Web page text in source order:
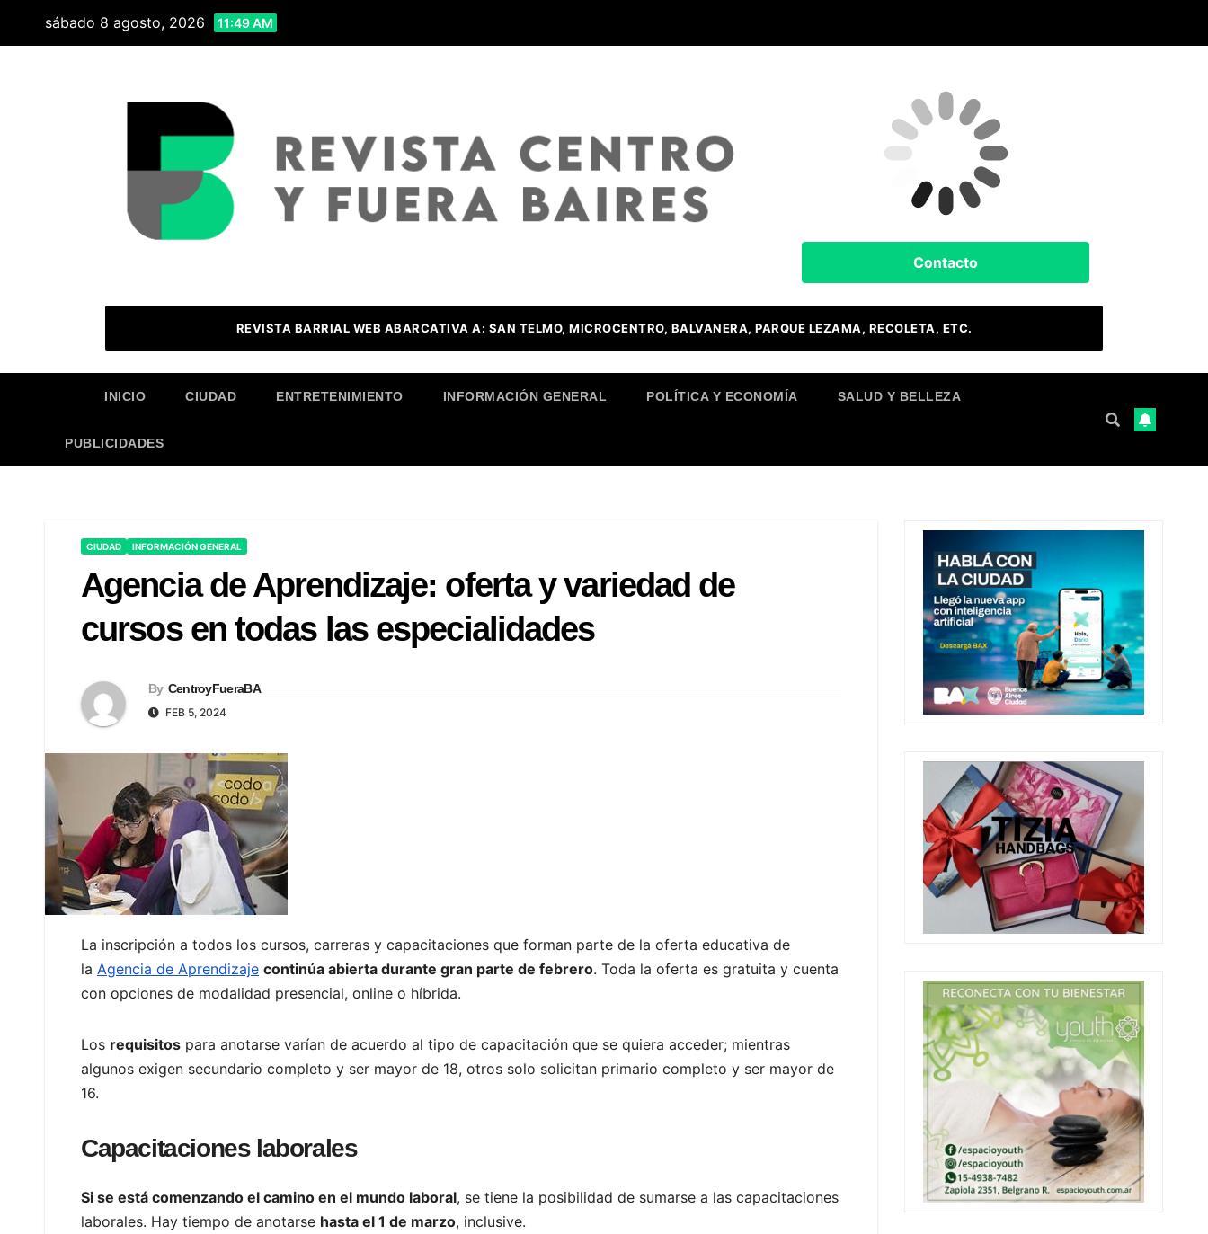
sábado 8 agosto, 2026 11:49 AM
Buenos Aires, AR
11°C
Nubes
Contacto
REVISTA BARRIAL WEB ABARCATIVA A: SAN TELMO, MICROCENTRO, BALVANERA, PARQUE LEZAMA, RECOLETA, ETC.
INICIO CIUDAD ENTRETENIMIENTO INFORMACIÓN GENERAL POLÍTICA Y ECONOMÍA SALUD Y BELLEZA
PUBLICIDADES
CIUDAD INFORMACIÓN GENERAL
Agencia de Aprendizaje: oferta y variedad de
cursos en todas las especialidades
By CentroyFueraBA
FEB 5, 2024
La inscripción a todos los cursos, carreras y capacitaciones que forman parte de la oferta educativa de
la Agencia de Aprendizaje continúa abierta durante gran parte de febrero. Toda la oferta es gratuita y cuenta
con opciones de modalidad presencial, online o híbrida.
Los requisitos para anotarse varían de acuerdo al tipo de capacitación que se quiera acceder; mientras
algunos exigen secundario completo y ser mayor de 18, otros solo solicitan primario completo y ser mayor de
16.
Capacitaciones laborales
Si se está comenzando el camino en el mundo laboral, se tiene la posibilidad de sumarse a las capacitaciones
laborales. Hay tiempo de anotarse hasta el 1 de marzo, inclusive.